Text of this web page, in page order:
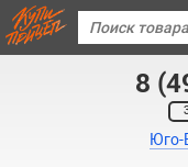
8
Юго-